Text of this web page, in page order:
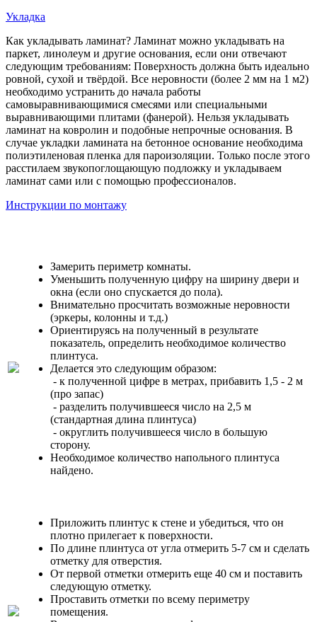
Укладка
Как укладывать ламинат? Ламинат можно укладывать на
паркет, линолеум и другие основания, если они отвечают
следующим требованиям: Поверхность должна быть идеально
ровной, сухой и твёрдой. Все неровности (более 2 мм на 1 м2)
необходимо устранить до начала работы
самовыравнивающимися смесями или специальными
выравнивающими плитами (фанерой). Нельзя укладывать
ламинат на ковролин и подобные непрочные основания. В
случае укладки ламината на бетонное основание необходима
полиэтиленовая пленка для пароизоляции. Только после этого
расстилаем звукопоглощающую подложку и укладываем
ламинат сами или с помощью профессионалов.
Инструкции по монтажу
Замерить периметр комнаты.
Уменьшить полученную цифру на ширину двери и
окна (если оно спускается до пола).
Внимательно просчитать возможные неровности
(эркеры, колонны и т.д.)
Ориентируясь на полученный в результате
показатель, определить необходимое количество
плинтуса.
Делается это следующим образом:
- к полученной цифре в метрах, прибавить 1,5 - 2 м
(про запас)
- разделить получившееся число на 2,5 м
(стандартная длина плинтуса)
- округлить получившееся число в большую
сторону.
Необходимое количество напольного плинтуса
найдено.
Приложить плинтус к стене и убедиться, что он
плотно прилегает к поверхности.
По длине плинтуса от угла отмерить 5-7 см и сделать
отметку для отверстия.
От первой отметки отмерить еще 40 см и поставить
следующую отметку.
Проставить отметки по всему периметру
помещения.